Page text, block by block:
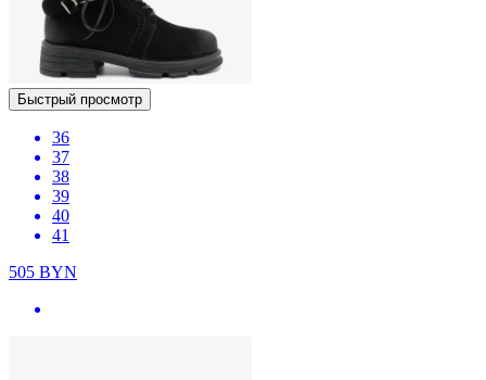
Быстрый просмотр
36
37
38
39
40
41
505 BYN